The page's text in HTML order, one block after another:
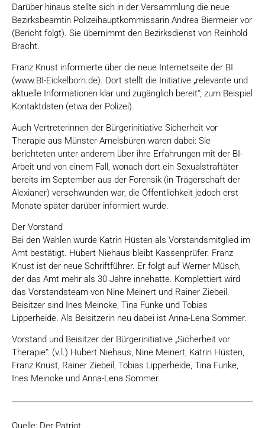
Darüber hinaus stellte sich in der Versammlung die neue
Bezirksbeamtin Polizeihauptkommissarin Andrea Biermeier vor
(Bericht folgt). Sie übernimmt den Bezirksdienst von Reinhold
Bracht.
Franz Knust informierte über die neue Internetseite der BI
(www.BI-Eickelborn.de). Dort stellt die Initiative „relevante und
aktuelle Informationen klar und zugänglich bereit“; zum Beispiel
Kontaktdaten (etwa der Polizei).
Auch Vertreterinnen der Bürgerinitiative Sicherheit vor
Therapie aus Münster-Amelsbüren waren dabei: Sie
berichteten unter anderem über ihre Erfahrungen mit der BI-
Arbeit und von einem Fall, wonach dort ein Sexualstraftäter
bereits im September aus der Forensik (in Trägerschaft der
Alexianer) verschwunden war, die Öffentlichkeit jedoch erst
Monate später darüber informiert wurde.
Der Vorstand
Bei den Wahlen wurde Katrin Hüsten als Vorstandsmitglied im
Amt bestätigt. Hubert Niehaus bleibt Kassenprüfer. Franz
Knust ist der neue Schriftführer. Er folgt auf Werner Müsch,
der das Amt mehr als 30 Jahre innehatte. Komplettiert wird
das Vorstandsteam von Nine Meinert und Rainer Ziebeil.
Beisitzer sind Ines Meincke, Tina Funke und Tobias
Lipperheide. Als Beisitzerin neu dabei ist Anna-Lena Sommer.
Vorstand und Beisitzer der Bürgerinitiative „Sicherheit vor
Therapie“: (v.l.) Hubert Niehaus, Nine Meinert, Katrin Hüsten,
Franz Knust, Rainer Ziebeil, Tobias Lipperheide, Tina Funke,
Ines Meincke und Anna-Lena Sommer.
Quelle: Der Patriot